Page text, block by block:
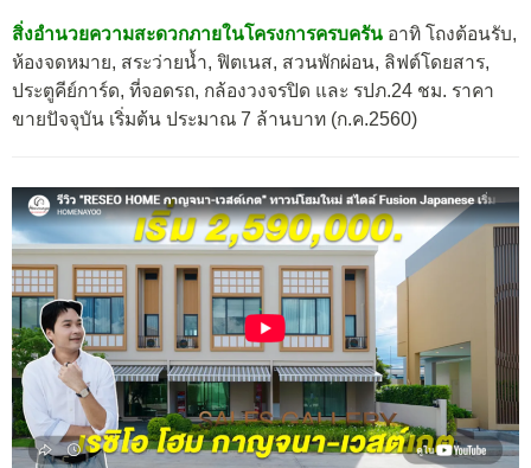
สิ่งอำนวยความสะดวกภายในโครงการครบครัน อาทิ โถงต้อนรับ,
ห้องจดหมาย, สระว่ายน้ำ, ฟิตเนส, สวนพักผ่อน, ลิฟต์โดยสาร,
ประตูคีย์การ์ด, ที่จอดรถ, กล้องวงจรปิด และ รปภ.24 ชม. ราคา
ขายปัจจุบัน เริ่มต้น ประมาณ 7 ล้านบาท (ก.ค.2560)